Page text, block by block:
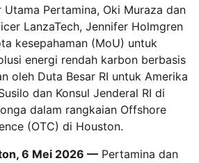
Utama Pertamina, Oki Muraza dan
LanzaTech, Jennifer Holmgren
kesepahaman (MoU) untuk
energi rendah karbon berbasis
oleh Duta Besar RI untuk Amerika
dan Konsul Jenderal RI di
dalam rangkaian Offshore
(OTC) di Houston.
6 Mei 2026 — Pertamina dan